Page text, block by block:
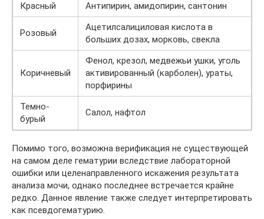
Красный
Антипирин, амидопирин, сантонин
Розовый
Ацетилсалициловая кислота в
больших дозах, морковь, свекла
Коричневый
Фенол, крезол, медвежьи ушки, уголь
активированный (карболен), ураты,
порфирины
Темно-
бурый
Салол, нафтол
Помимо того, возможна верификация не существующей
на самом деле гематурии вследствие лабораторной
ошибки или целенаправленного искажения результата
анализа мочи, однако последнее встречается крайне
редко. Данное явление также следует интерпретировать
как псевдогематурию.